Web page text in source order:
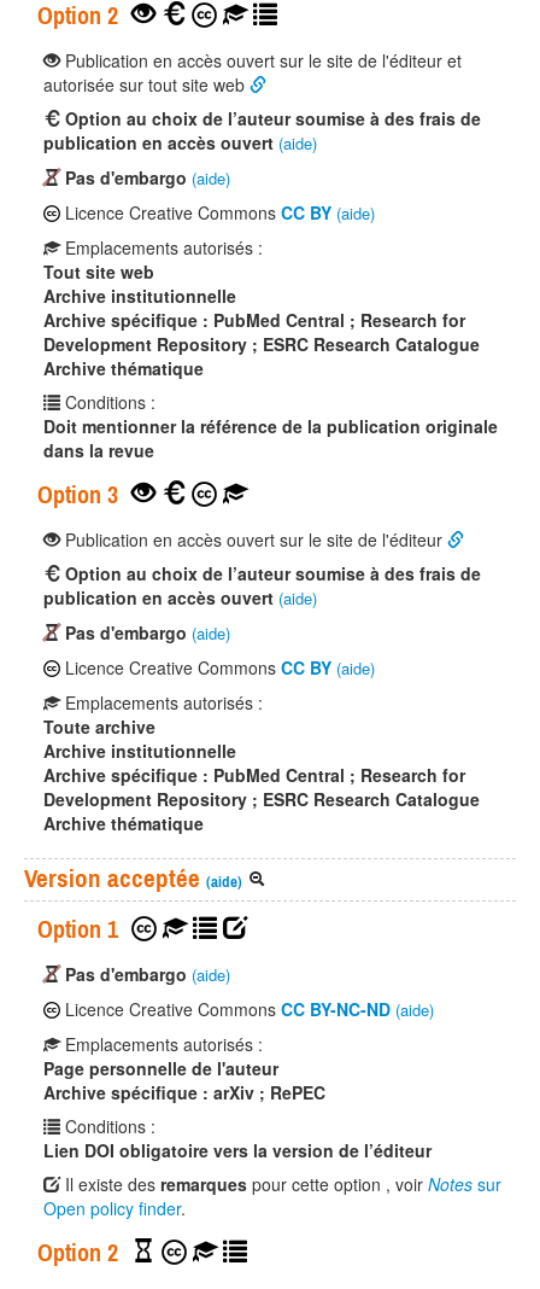
Option 2
Publication en accès ouvert sur le site de l'éditeur et
autorisée sur tout site web
Option au choix de l’auteur soumise à des frais de
publication en accès ouvert (aide)
Pas d'embargo (aide)
Licence Creative Commons CC BY (aide)
Emplacements autorisés :
Tout site web
Archive institutionnelle
Archive spécifique : PubMed Central ; Research for
Development Repository ; ESRC Research Catalogue
Archive thématique
Conditions :
Doit mentionner la référence de la publication originale
dans la revue
Option 3
Publication en accès ouvert sur le site de l'éditeur
Option au choix de l’auteur soumise à des frais de
publication en accès ouvert (aide)
Pas d'embargo (aide)
Licence Creative Commons CC BY (aide)
Emplacements autorisés :
Toute archive
Archive institutionnelle
Archive spécifique : PubMed Central ; Research for
Development Repository ; ESRC Research Catalogue
Archive thématique
Version acceptée (aide)
Option 1
Pas d'embargo (aide)
Licence Creative Commons CC BY-NC-ND (aide)
Emplacements autorisés :
Page personnelle de l'auteur
Archive spécifique : arXiv ; RePEC
Conditions :
Lien DOI obligatoire vers la version de l’éditeur
Il existe des remarques pour cette option , voir Notes sur
Open policy finder.
Option 2